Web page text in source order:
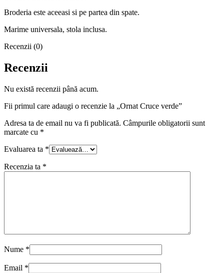
Broderia este aceeasi si pe partea din spate.
Marime universala, stola inclusa.
Recenzii (0)
Recenzii
Nu există recenzii până acum.
Fii primul care adaugi o recenzie la „Ornat Cruce verde”
Adresa ta de email nu va fi publicată. Câmpurile obligatorii sunt
marcate cu *
Evaluarea ta *
Recenzia ta *
Nume *
Email *